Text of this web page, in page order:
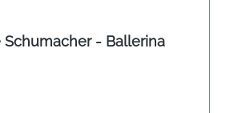
Schumacher - Ballerina